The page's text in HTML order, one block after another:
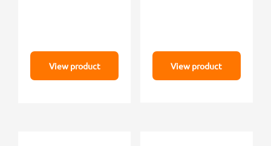
View product View product